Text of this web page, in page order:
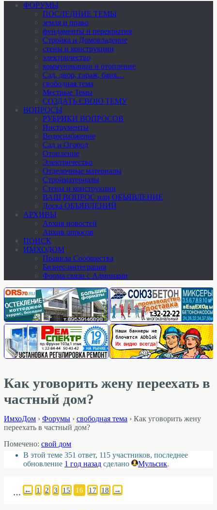
ФОРУМЫ
ПОСЛЕДНИЕ ТЕМЫ
земля и право
фундаменты и перекрытия
Стройка и Домовладение
стены и конструкции
электричество
коммуникации и отопление
Cад, двор, гараж, баня…
свободная тема
Местные Темы
СОЗДАТЬ СВОЮ ТЕМУ
ВОПРОСЫ
РУБРИКИ ВОПРОСОВ
Инструменты
Водоснабжение
Сад и Огород
Отопление
Электричество
Отделочные материалы
Стройматериалы
Стены и конструкции
ВАШ ВОПРОС или ОБЪЯВЛЕНИЕ
Доска ОБЪЯВЛЕНИЙ
АРХИВЫ
Архив новостей
Архив опросов
ПОИСК
ИМХОДОМ
Правила Сообщества
Бизнес-интеграция
Форма связи с Админами
Как уговорить жену переехать в
частный дом?
ИмхоДом › Форумы › свободная тема › Как уговорить жену
переехать в частный дом?
Помечено: свой дом
В этой теме 351 ответ, 115 участников, последнее
обновление 1 год назад сделано Мульсик.
← 1 2 3
… 15 16 17 18 →